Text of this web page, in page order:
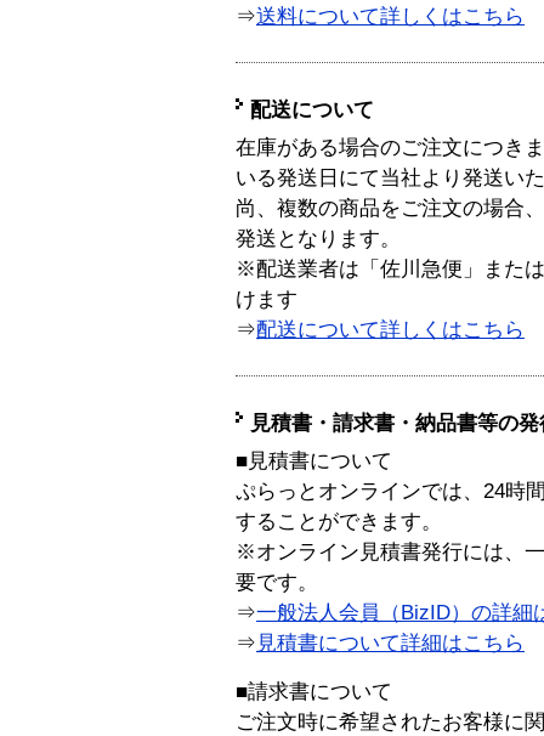
⇒送料について詳しくはこちら
配送について
在庫がある場合のご注文につき
いる発送日にて当社より発送い
尚、複数の商品をご注文の場合
発送となります。
※配送業者は「佐川急便」また
けます
⇒配送について詳しくはこちら
見積書・請求書・納品書等の
■見積書について
ぷらっとオンラインでは、24時
することができます。
※オンライン見積書発行には、
要です。
⇒一般法人会員（BizID）の詳細
⇒ 見積書について詳細はこちら
■請求書について
ご注文時に希望されたお客様に